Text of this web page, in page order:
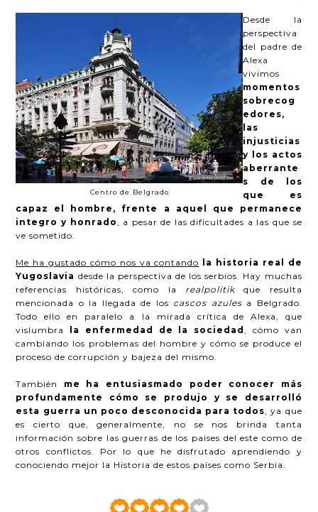
Centro de Belgrado
Desde la
perspectiva
del padre de
Alexa
vivimos
momentos
sobrecog
edores,
las
injusticias
y los actos
aberrante
s de los
que es
capaz el hombre, frente a aquel que permanece
integro y honrado
, a pesar de las dificultades a las que se
ve sometido.
Me ha gustado cómo nos va contando la historia real de
Yugoslavia desde la perspectiva de los serbios. Hay muchas
referencias históricas, como la realpolitikque resulta
mencionada o la llegada de los cascos azules a Belgrado.
Todo ello en paralelo a la mirada crítica de Alexa, que
vislumbra la enfermedad de la sociedad
, cómo van
cambiando los problemas del hombre y cómo se produce el
proceso de corrupción y bajeza del mismo.
También me ha entusiasmado poder conocer más
profundamente cómo se produjo y se desarrolló
esta guerra un poco desconocida para todos , ya que
es cierto que, generalmente, no se nos brinda tanta
información sobre las guerras de los países del este como de
otros conflictos. Por lo que he disfrutado aprendiendo y
conociendo mejor la Historia de estos países como Serbia.